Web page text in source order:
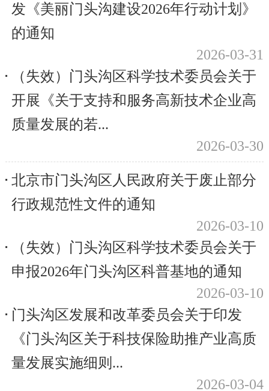
发《美丽门头沟建设2026年行动计划》
的通知
2026-03-31
（失效）门头沟区科学技术委员会关于
开展《关于支持和服务高新技术企业高
质量发展的若...
2026-03-30
北京市门头沟区人民政府关于废止部分
行政规范性文件的通知
2026-03-10
（失效）门头沟区科学技术委员会关于
申报2026年门头沟区科普基地的通知
2026-03-10
门头沟区发展和改革委员会关于印发
《门头沟区关于科技保险助推产业高质
量发展实施细则...
2026-03-04